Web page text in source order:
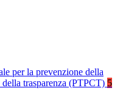
per la prevenzione della
trasparenza (PTPCT) 5